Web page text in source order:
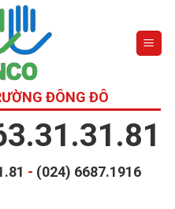
ĐÔNG ĐÔ
- (024) 6687.1916